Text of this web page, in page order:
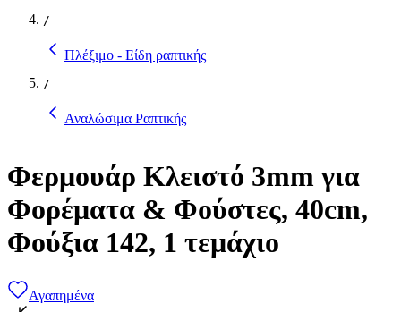
/
Πλέξιμο - Είδη ραπτικής
/
Αναλώσιμα Ραπτικής
Φερμουάρ Κλειστό 3mm για
Φορέματα & Φούστες, 40cm,
Φούξια 142, 1 τεμάχιο
Αγαπημένα